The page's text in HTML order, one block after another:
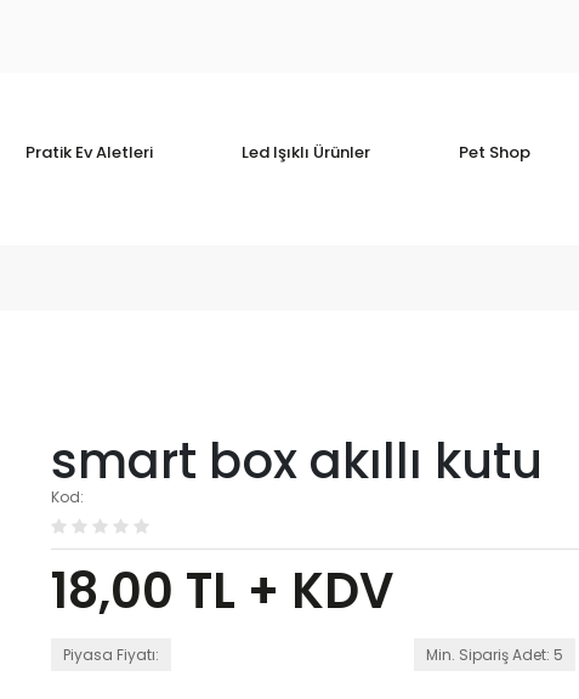
Pratik Ev Aletleri Led Işıklı Ürünler Pet Shop
smart box akıllı kutu
Kod:
18,00 TL + KDV
Piyasa Fiyatı: Min. Sipariş Adet: 5